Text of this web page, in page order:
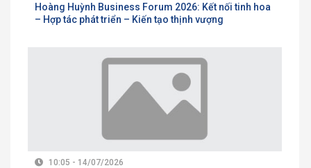
Hoàng Huỳnh Business Forum 2026: Kết nối tinh hoa
– Hợp tác phát triển – Kiến tạo thịnh vượng
10:05 - 14/07/2026